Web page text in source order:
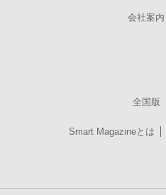
会社案内
全国版
Smart Magazineとは